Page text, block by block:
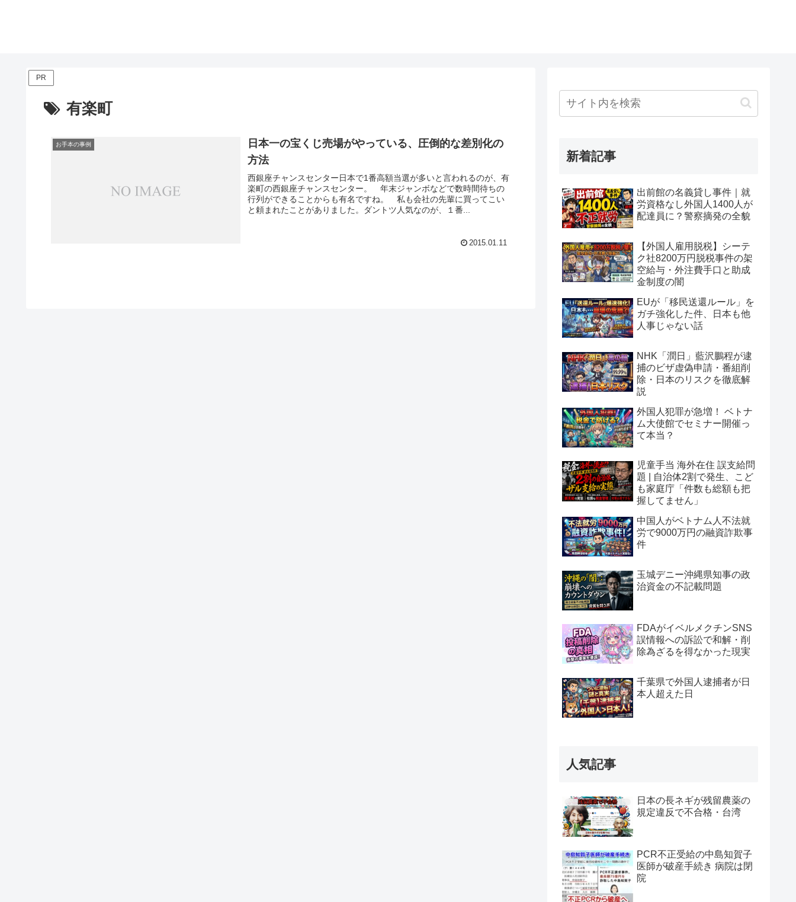
PR
有楽町
お手本の事例
日本一の宝くじ売場がやっている、圧倒的な差別化の
方法
西銀座チャンスセンター日本で1番高額当選が多いと言われるのが、有
楽町の西銀座チャンスセンター。 年末ジャンボなどで数時間待ちの
行列ができることからも有名ですね。 私も会社の先輩に買ってこい
と頼まれたことがありました。ダントツ人気なのが、１番...
2015.01.11
新着記事
出前館の名義貸し事件｜就
労資格なし外国人1400人が
配達員に？警察摘発の全貌
【外国人雇用脱税】シーテ
ク社8200万円脱税事件の架
空給与・外注費手口と助成
金制度の闇
EUが「移民送還ルール」を
ガチ強化した件、日本も他
人事じゃない話
NHK「潤日」藍沢鵬程が逮
捕のビザ虚偽申請・番組削
除・日本のリスクを徹底解
説
外国人犯罪が急増！ ベトナ
ム大使館でセミナー開催っ
て本当？
児童手当 海外在住 誤支給問
題 | 自治体2割で発生、こど
も家庭庁「件数も総額も把
握してません」
中国人がベトナム人不法就
労で9000万円の融資詐欺事
件
玉城デニー沖縄県知事の政
治資金の不記載問題
FDAがイベルメクチンSNS
誤情報への訴訟で和解・削
除為ざるを得なかった現実
千葉県で外国人逮捕者が日
本人超えた日
人気記事
日本の長ネギが残留農薬の
規定違反で不合格・台湾
PCR不正受給の中島知賀子
医師が破産手続き 病院は閉
院